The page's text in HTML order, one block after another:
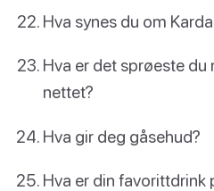
Hva synes du om
Hva er det sprøeste
nettet?
Hva gir deg gåsehud?
Hva er din favorittdrink